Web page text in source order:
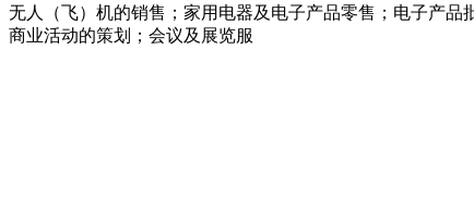
无人（飞）机的销售；家用电器及电子产品零售；电子产
商业活动的策划；会议及展览服